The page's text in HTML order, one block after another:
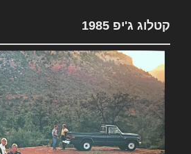
קטלוג ג'יפ 1985